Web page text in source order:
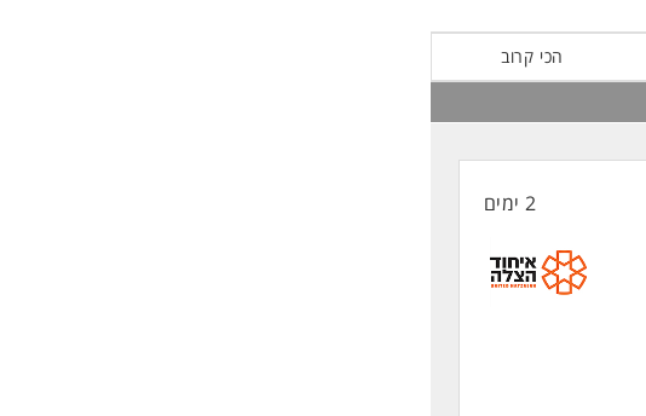
הכי קרוב
2 ימים